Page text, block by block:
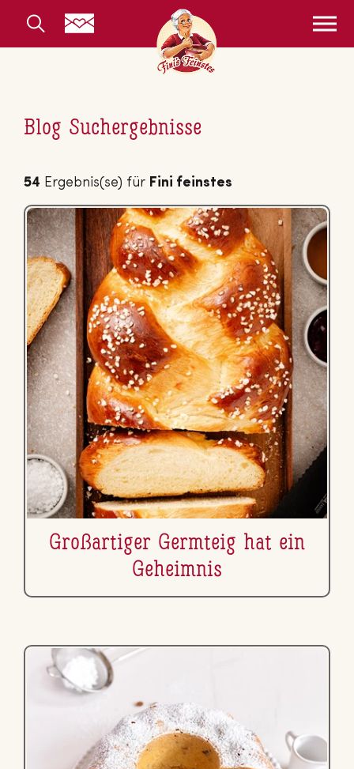
Blog Suchergebnisse
54 Ergebnis(se) für Fini feinstes
Gro­ß­ar­ti­ger Germteig hat ein
Geheimnis